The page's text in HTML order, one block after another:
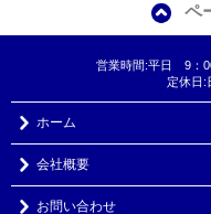
ペ
営業時間:平日 9：
定休日:
ホーム
会社概要
お問い合わせ